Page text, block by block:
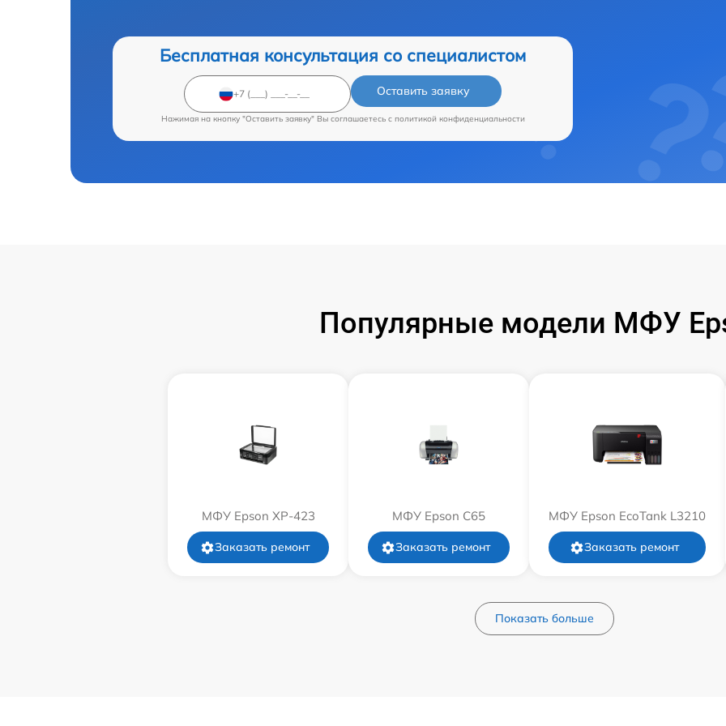
Бесплатная консультация со специалистом
Оставить заявку
Нажимая на кнопку "Оставить заявку" Вы соглашаетесь c политикой конфиденциальности
Популярные модели МФУ
МФУ Epson XP-423
Заказать ремонт
МФУ Epson C65
Заказать ремонт
МФУ Epson EcoTank L3210
Заказать ремонт
Показать больше